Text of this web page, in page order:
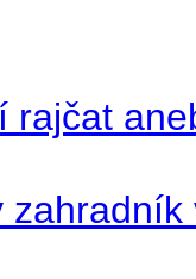
rajčat